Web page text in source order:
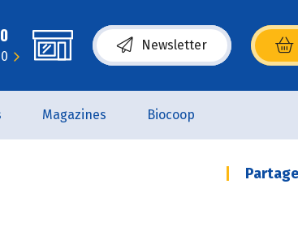
Newsletter
(s’ouvre dans une nouvelle
Magazines Biocoop